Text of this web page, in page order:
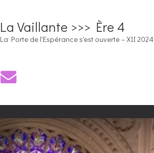
La Vaillante >>> Ère 4
La Porte de l'Espérance s'est ouverte – XII 2024